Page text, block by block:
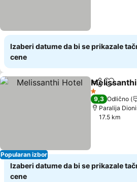
Izaberi datume da bi se prikazale
cene
Popularan izbor
Deli Dodati
1 Zvezdice
9,3 Odlično
Paralija
17.5 km
Izaberi datume da bi se prikazale
cene